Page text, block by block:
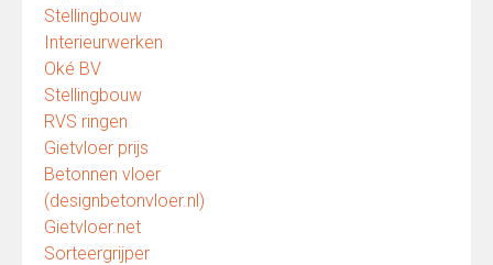
Stellingbouw
Interieurwerken
Oké BV
Stellingbouw
RVS ringen
Gietvloer prijs
Betonnen vloer
(designbetonvloer.nl)
Gietvloer.net
Sorteergrijper